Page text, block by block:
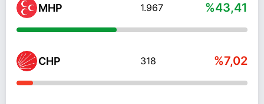
MHP 1.967 %43,41
CHP 318 %7,02